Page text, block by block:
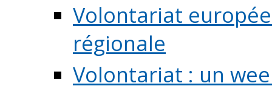
Volontariat
régionale
Volontariat : un